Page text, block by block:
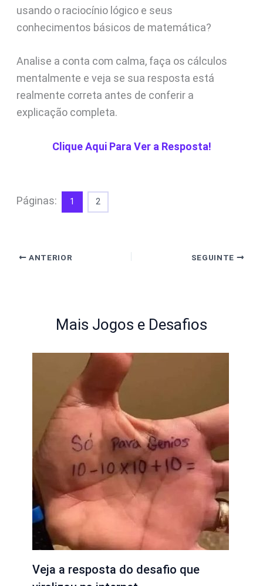
usando o raciocínio lógico e seus
conhecimentos básicos de matemática?
Analise a conta com calma, faça os cálculos
mentalmente e veja se sua resposta está
realmente correta antes de conferir a
explicação completa.
Clique Aqui Para Ver a Resposta!
Páginas: 1 2
ANTERIOR SEGUINTE
Mais Jogos e Desafios
Veja a resposta do desafio que